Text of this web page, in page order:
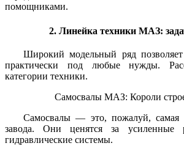
помощниками.
2. Линейка техники МАЗ:
Широкий модельный ряд
практически под любые нужды.
категории техники.
Самосвалы МАЗ: Короли
Самосвалы — это, пожалуй, самая
завода. Они ценятся за
гидравлические системы.